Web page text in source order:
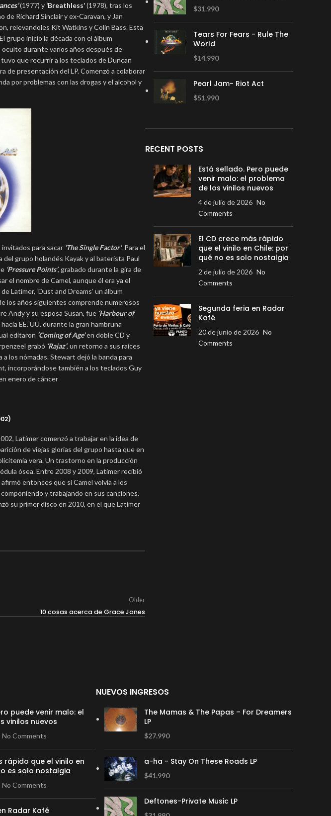
(1977) y ‘Breathless’(1978), tras los
Richard Sinclair y ex-Caravan, y Jan
relevandoles Kit Watkins y Colin Bass. Esta
El grupo inicio la década con el álbum
oculto durante varios años después de
que recurrir a los teclados de Duncan
de presentación del LP. Comenzó a colaborar
por problemas con las drogas y el alcohol y
para sacar ‘The Single Factor’. Para el
grupo holandés Kayak y al baterista Paul
‘Pressure Points’, grabado durante la gira de
el nombre de Camel, aunque él era ya el
Latimer, ‘Dust and Dreams’ un álbum
los años siguientes comprende numerosos
Andy y su esposa Susan, fue ‘Harbour of
EE. UU. durante la gran hambruna
editaron ‘Coming of Age’en doble CD y
grabó ‘Rajaz’, un retorno a sus raíces
los nómadas. Stewart dejó la banda para
incorporándose también a los teclados Guy
enero de cáncer
Latimer comenzó a trabajar en la idea de
de viejas glorias del grupo hasta que en
vera. Un trastorno en la producción
ósea. Entre 2008 y 2009, Latimer recibió
entonces que si Camel volvía a los
y trabajando en sus canciones.
su primer disco en 2010, en el que Latimer
Older
10 cosas acerca de Grace Jones
$31.990
Tears For Fears - Rule The
World
$14.990
Pearl Jam- Riot Act
$51.990
RECENT POSTS
Está sellado. Pero puede
venir malo: el problema
de los vinilos nuevos
4 de julio de 2026 No
Comments
El CD crece más rápido
que el vinilo en Chile: por
qué no es solo nostalgia
2 de julio de 2026 No
Comments
Segunda feria en Radar
Kafé
20 de junio de 2026 No
Comments
puede venir malo: el
vinilos nuevos
No Comments
rápido que el vinilo en
es solo nostalgia
No Comments
Radar Kafé
NUEVOS INGRESOS
The Mamas & The Papas – For Dreamers
LP
$27.990
a-ha - Stay On These Roads LP
$41.990
Deftones-Private Music LP